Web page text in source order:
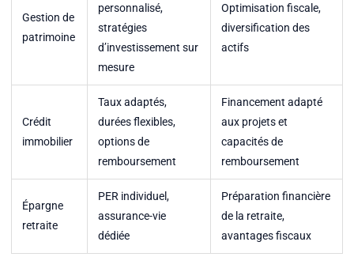
Gestion de
patrimoine
personnalisé,
stratégies
d’investissement sur
mesure
Optimisation fiscale,
diversification des
actifs
Crédit
immobilier
Taux adaptés,
durées flexibles,
options de
remboursement
Financement adapté
aux projets et
capacités de
remboursement
Épargne
retraite
PER individuel,
assurance-vie
dédiée
Préparation financière
de la retraite,
avantages fiscaux